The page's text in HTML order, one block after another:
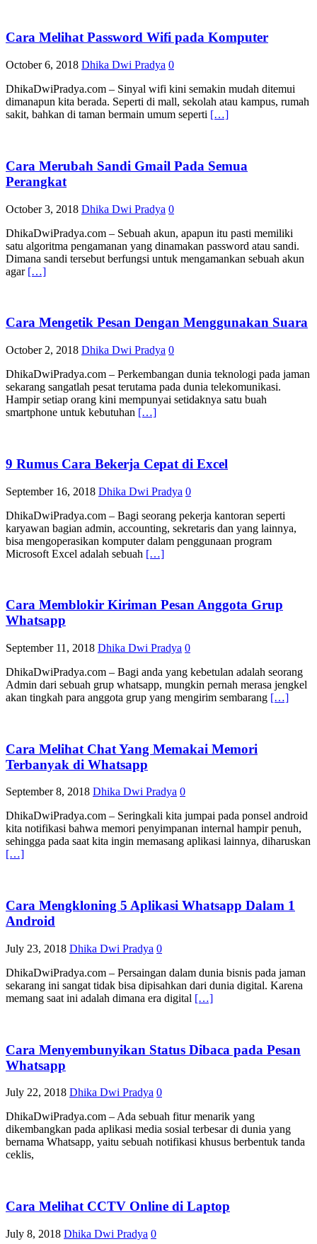
Cara Melihat Password Wifi pada Komputer
October 6, 2018 Dhika Dwi Pradya 0
DhikaDwiPradya.com – Sinyal wifi kini semakin mudah ditemui
dimanapun kita berada. Seperti di mall, sekolah atau kampus, rumah
sakit, bahkan di taman bermain umum seperti […]
Cara Merubah Sandi Gmail Pada Semua
Perangkat
October 3, 2018 Dhika Dwi Pradya 0
DhikaDwiPradya.com – Sebuah akun, apapun itu pasti memiliki
satu algoritma pengamanan yang dinamakan password atau sandi.
Dimana sandi tersebut berfungsi untuk mengamankan sebuah akun
agar […]
Cara Mengetik Pesan Dengan Menggunakan Suara
October 2, 2018 Dhika Dwi Pradya 0
DhikaDwiPradya.com – Perkembangan dunia teknologi pada jaman
sekarang sangatlah pesat terutama pada dunia telekomunikasi.
Hampir setiap orang kini mempunyai setidaknya satu buah
smartphone untuk kebutuhan […]
9 Rumus Cara Bekerja Cepat di Excel
September 16, 2018 Dhika Dwi Pradya 0
DhikaDwiPradya.com – Bagi seorang pekerja kantoran seperti
karyawan bagian admin, accounting, sekretaris dan yang lainnya,
bisa mengoperasikan komputer dalam penggunaan program
Microsoft Excel adalah sebuah […]
Cara Memblokir Kiriman Pesan Anggota Grup
Whatsapp
September 11, 2018 Dhika Dwi Pradya 0
DhikaDwiPradya.com – Bagi anda yang kebetulan adalah seorang
Admin dari sebuah grup whatsapp, mungkin pernah merasa jengkel
akan tingkah para anggota grup yang mengirim sembarang […]
Cara Melihat Chat Yang Memakai Memori
Terbanyak di Whatsapp
September 8, 2018 Dhika Dwi Pradya 0
DhikaDwiPradya.com – Seringkali kita jumpai pada ponsel android
kita notifikasi bahwa memori penyimpanan internal hampir penuh,
sehingga pada saat kita ingin memasang aplikasi lainnya, diharuskan
[…]
Cara Mengkloning 5 Aplikasi Whatsapp Dalam 1
Android
July 23, 2018 Dhika Dwi Pradya 0
DhikaDwiPradya.com – Persaingan dalam dunia bisnis pada jaman
sekarang ini sangat tidak bisa dipisahkan dari dunia digital. Karena
memang saat ini adalah dimana era digital […]
Cara Menyembunyikan Status Dibaca pada Pesan
Whatsapp
July 22, 2018 Dhika Dwi Pradya 0
DhikaDwiPradya.com – Ada sebuah fitur menarik yang
dikembangkan pada aplikasi media sosial terbesar di dunia yang
bernama Whatsapp, yaitu sebuah notifikasi khusus berbentuk tanda
ceklis,
Cara Melihat CCTV Online di Laptop
July 8, 2018 Dhika Dwi Pradya 0